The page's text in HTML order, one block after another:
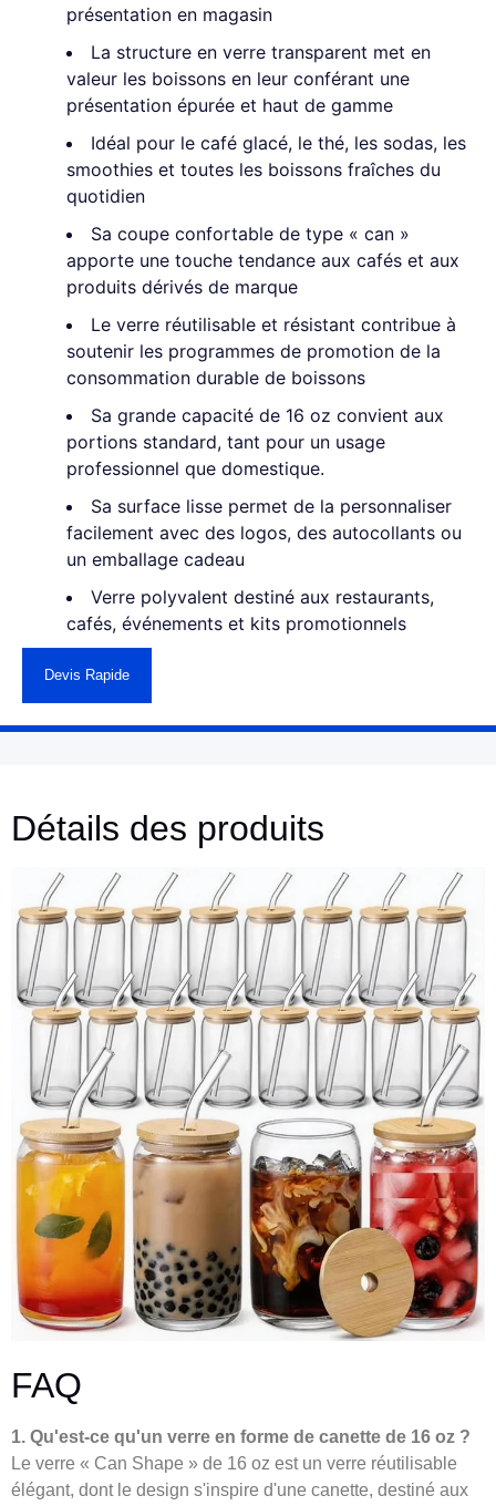
présentation en magasin
La structure en verre transparent met en
valeur les boissons en leur conférant une
présentation épurée et haut de gamme
Idéal pour le café glacé, le thé, les sodas, les
smoothies et toutes les boissons fraîches du
quotidien
Sa coupe confortable de type « can »
apporte une touche tendance aux cafés et aux
produits dérivés de marque
Le verre réutilisable et résistant contribue à
soutenir les programmes de promotion de la
consommation durable de boissons
Sa grande capacité de 16 oz convient aux
portions standard, tant pour un usage
professionnel que domestique.
Sa surface lisse permet de la personnaliser
facilement avec des logos, des autocollants ou
un emballage cadeau
Verre polyvalent destiné aux restaurants,
cafés, événements et kits promotionnels
Devis Rapide
Détails des produits
FAQ
1. Qu'est-ce qu'un verre en forme de canette de 16 oz ?
Le verre « Can Shape » de 16 oz est un verre réutilisable
élégant, dont le design s'inspire d'une canette, destiné aux